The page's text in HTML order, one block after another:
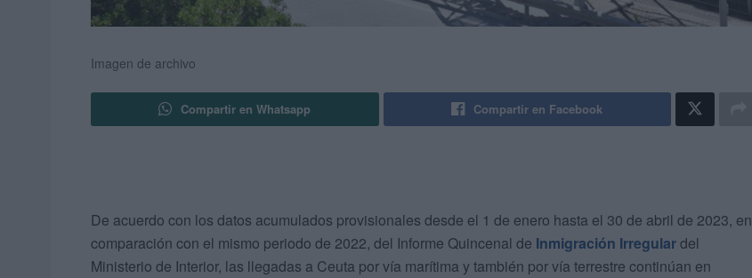
Imagen de archivo
Compartir en Whatsapp Compartir en Facebook
De acuerdo con los datos acumulados provisionales desde el 1 de enero hasta el 30 de abril de 2023, en
comparación con el mismo periodo de 2022, del Informe Quincenal de Inmigración Irregulardel
Ministerio de Interior, las llegadas a Ceuta por vía marítima y también por vía terrestre continúan en